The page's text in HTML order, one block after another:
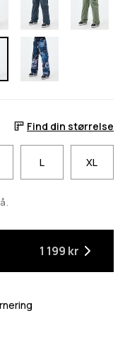
Find din størrelse
L XL
1 199 kr